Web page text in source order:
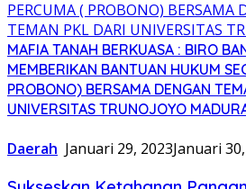
MAFIA TANAH BERKUASA : BIRO
MEMBERIKAN BANTUAN HUKUM
PROBONO) BERSAMA DENGAN
UNIVERSITAS TRUNOJOYO
Daerah Januari 29, 2023Januari